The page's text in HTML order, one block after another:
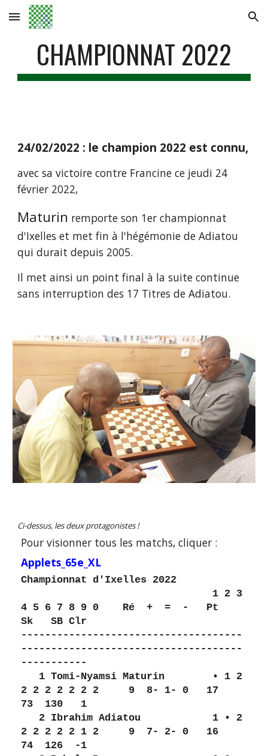
Skip to main content Skip to navigation
CHAMPIONNAT 2022
24/02/2022 : le champion 2022 est connu,
avec sa victoire contre Francine ce jeudi 24
février 2022,
Maturin remporte son 1er championnat
d'Ixelles et met fin à l'hégémonie de Adiatou
qui durait depuis 2005.
Il met ainsi un point final à la suite continue
sans interruption des 17 Titres de Adiatou.
Ci-dessus, les deux protagonistes !
Pour visionner tous les matchs, cliquer :
Applets_65e_XL
Championnat d'Ixelles 2022
4 5 6 7 8 9 0    Ré  +  =  -   Pt
Sk   SB Clr
-------------------------------------
-------------------------------------
-----------
2 2 2 2 2 2 2     9  8- 1- 0   17
73  130   1
2 2 2 2 2 1 2     9  7- 2- 0   16
74  126  -1